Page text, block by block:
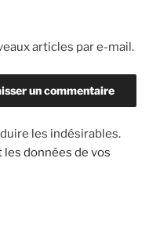
articles par e-mail.
les indésirables.
les données de vos